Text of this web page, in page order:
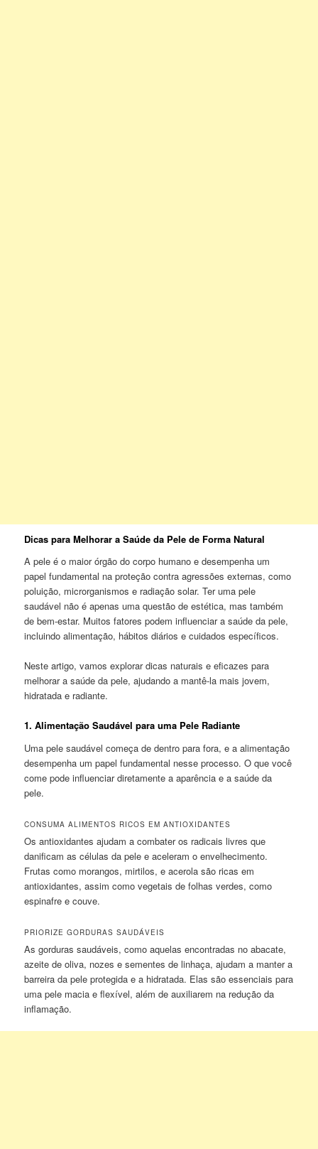
Dicas para Melhorar a Saúde da Pele de Forma Natural
A pele é o maior órgão do corpo humano e desempenha um
papel fundamental na proteção contra agressões externas, como
poluição, microrganismos e radiação solar. Ter uma pele
saudável não é apenas uma questão de estética, mas também
de bem-estar. Muitos fatores podem influenciar a saúde da pele,
incluindo alimentação, hábitos diários e cuidados específicos.
Neste artigo, vamos explorar dicas naturais e eficazes para
melhorar a saúde da pele, ajudando a mantê-la mais jovem,
hidratada e radiante.
1.Alimentação Saudável para uma Pele Radiante
Uma pele saudável começa de dentro para fora, e a alimentação
desempenha um papel fundamental nesse processo. O que você
come pode influenciar diretamente a aparência e a saúde da
pele.
CONSUMA ALIMENTOS RICOS EM ANTIOXIDANTES
Os antioxidantes ajudam a combater os radicais livres que
danificam as células da pele e aceleram o envelhecimento.
Frutas como morangos, mirtilos, e acerola são ricas em
antioxidantes, assim como vegetais de folhas verdes, como
espinafre e couve.
PRIORIZE GORDURAS SAUDÁVEIS
As gorduras saudáveis, como aquelas encontradas no abacate,
azeite de oliva, nozes e sementes de linhaça, ajudam a manter a
barreira da pele protegida e a hidratada. Elas são essenciais para
uma pele macia e flexível, além de auxiliarem na redução da
inflamação.